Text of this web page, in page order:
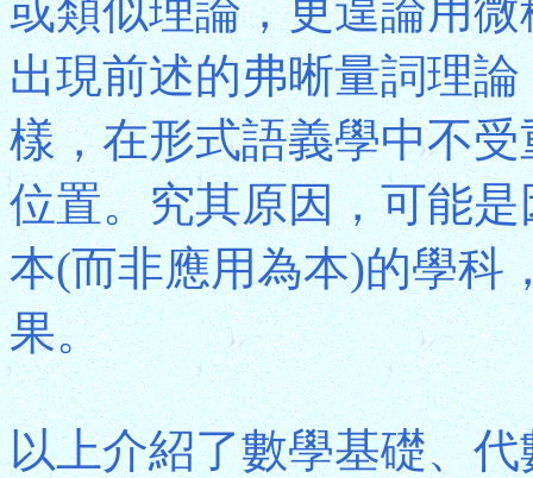
或類似理論，更遑論用
出現前述的弗晰量詞理
樣，在形式語義學中不
位置。究其原因，可能
本(而非應用為本)的學科
果。
以上介紹了數學基礎、